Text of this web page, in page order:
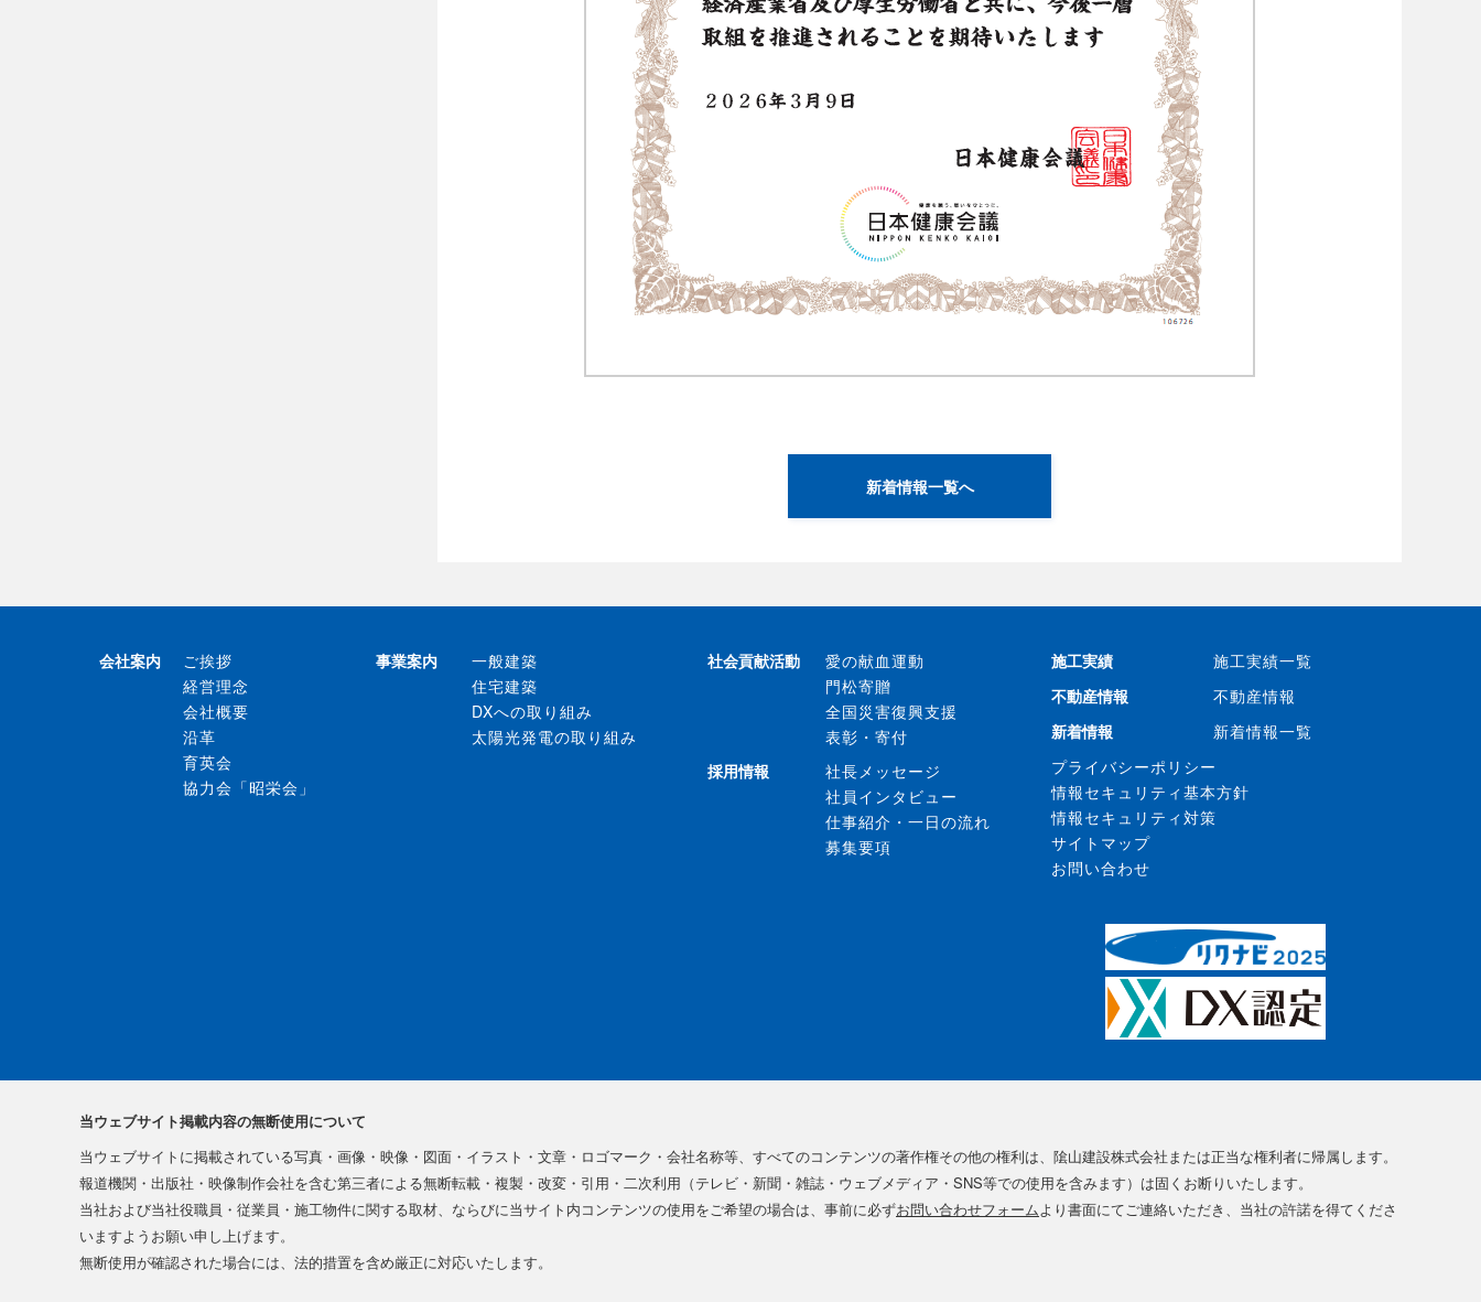
新着情報一覧へ
会社案内
ご挨拶
経営理念
会社概要
沿革
育英会
協力会「昭栄会」
事業案内
一般建築
住宅建築
DXへの取り組み
太陽光発電の取り組み
社会貢献活動
愛の献血運動
門松寄贈
全国災害復興支援
表彰・寄付
採用情報
社長メッセージ
社員インタビュー
仕事紹介・一日の流れ
募集要項
施工実績
施工実績一覧
不動産情報
不動産情報
新着情報
新着情報一覧
プライバシーポリシー
情報セキュリティ基本方針
情報セキュリティ対策
サイトマップ
お問い合わせ
当ウェブサイト掲載内容の無断使用について
当ウェブサイトに掲載されている写真・画像・映像・図面・イラスト・文章・ロゴマーク・会社名称等、すべてのコンテンツの著作権その他の権利は、隂山建設株式会社または正当な権利者に帰属します。
報道機関・出版社・映像制作会社を含む第三者による無断転載・複製・改変・引用・二次利用（テレビ・新聞・雑誌・ウェブメディア・SNS等での使用を含みます）は固くお断りいたします。
当社および当社役職員・従業員・施工物件に関する取材、ならびに当サイト内コンテンツの使用をご希望の場合は、事前に必ずお問い合わせフォームより書面にてご連絡いただき、当社の許諾を得てくださ
いますようお願い申し上げます。
無断使用が確認された場合には、法的措置を含め厳正に対応いたします。